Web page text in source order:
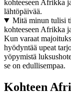
kohteeseen Afrikka
lähtöpäivää.
Mitä minun tulisi
kohteeseen Afrikka
Kun varaat
hyödyntää upeat
yöpymistä
se on edullisempaa.
Kohteen